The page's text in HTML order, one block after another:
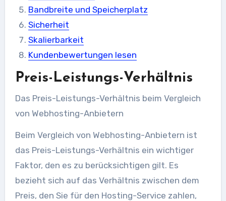
Bandbreite und Speicherplatz
Sicherheit
Skalierbarkeit
Kundenbewertungen lesen
Preis-Leistungs-Verhältnis
Das Preis-Leistungs-Verhältnis beim Vergleich
von Webhosting-Anbietern
Beim Vergleich von Webhosting-Anbietern ist
das Preis-Leistungs-Verhältnis ein wichtiger
Faktor, den es zu berücksichtigen gilt. Es
bezieht sich auf das Verhältnis zwischen dem
Preis, den Sie für den Hosting-Service zahlen,